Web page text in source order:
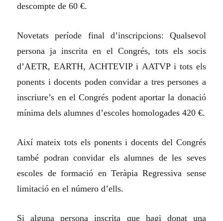
descompte de 60 €.
Novetats període final d’inscripcions: Qualsevol
persona ja inscrita en el Congrés, tots els socis
d’AETR, EARTH, ACHTEVIP i AATVP i tots els
ponents i docents poden convidar a tres persones a
inscriure’s en el Congrés podent aportar la donació
mínima dels alumnes d’escoles homologades 420 €.
Així mateix tots els ponents i docents del Congrés
també podran convidar els alumnes de les seves
escoles de formació en Teràpia Regressiva sense
limitació en el número d’ells.
Si alguna persona inscrita que hagi donat una